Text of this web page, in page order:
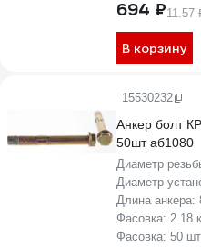
694 ₽11.57
В корзину
15530232
Анкер болт
50шт аб1080
Диаметр
Диаметр
Длина анкера:
Фасовка: 2.18
Фасовка: 50 шт